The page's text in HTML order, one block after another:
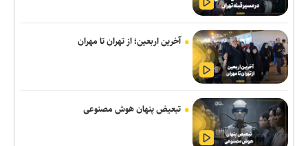
عالمی دستیار الهامی در پیکان شد
بودجه فوتبال؟
باختر: انتقال قرضی بازیکن بدون ثبت قرارداد تخلف است/ استقلال با
مجازاتی مواجه نخواهد شد
هزاریان: امیدواریم تا قبل از شروع لیگ پنجره استقلال خوزستان باز
آخرین اربعین؛ از تهران تا مهران
تبعیض پنهان هوش مصنوعی